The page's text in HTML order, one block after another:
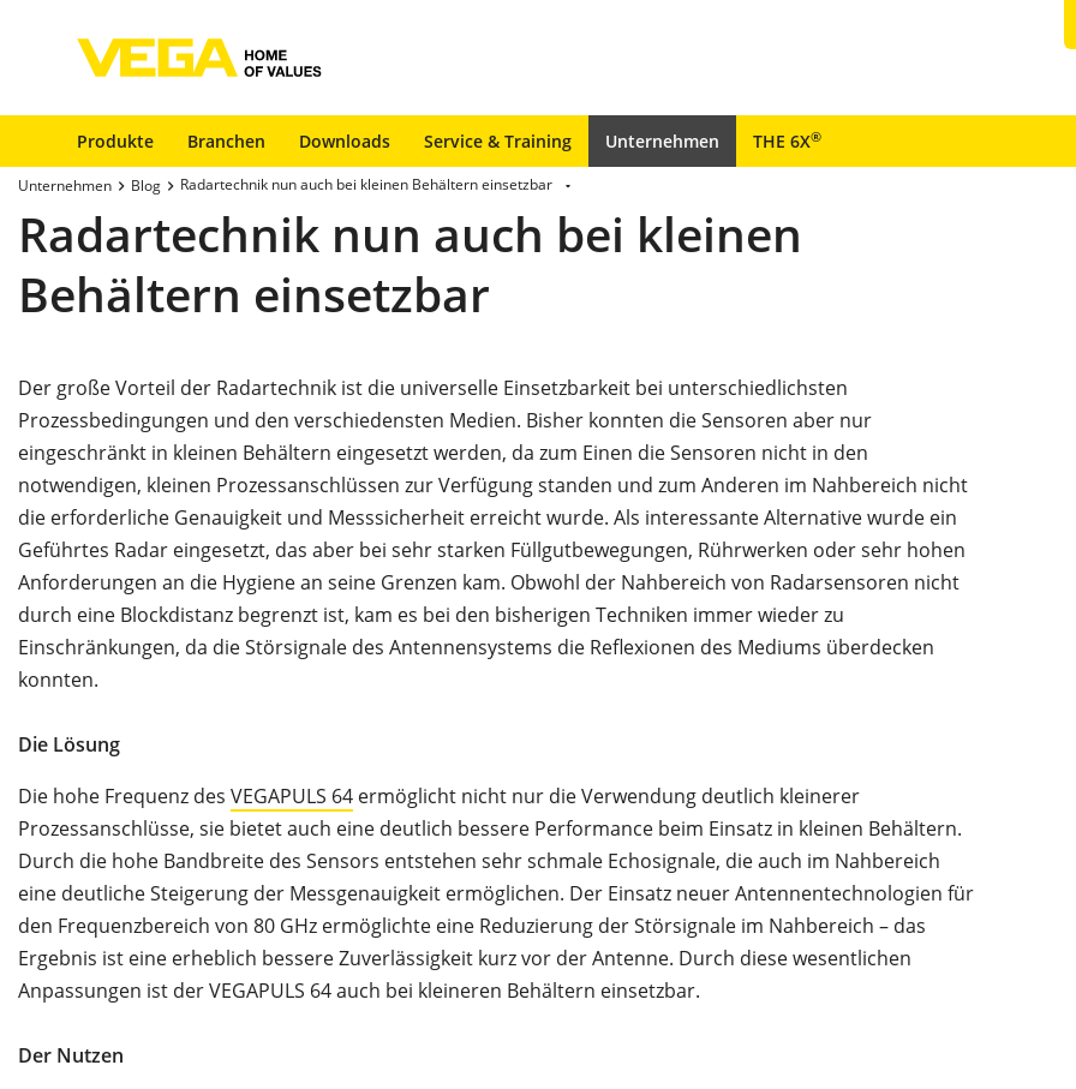
Produkte Branchen Downloads Service & Training Unternehmen THE 6X®
Unternehmen Blog Radartechnik nun auch bei kleinen Behältern einsetzbar
Radartechnik nun auch bei kleinen
Behältern einsetzbar
Der große Vorteil der Radartechnik ist die universelle Einsetzbarkeit bei unterschiedlichsten
Prozessbedingungen und den verschiedensten Medien. Bisher konnten die Sensoren aber nur
eingeschränkt in kleinen Behältern eingesetzt werden, da zum Einen die Sensoren nicht in den
notwendigen, kleinen Prozessanschlüssen zur Verfügung standen und zum Anderen im Nahbereich nicht
die erforderliche Genauigkeit und Messsicherheit erreicht wurde. Als interessante Alternative wurde ein
Geführtes Radar eingesetzt, das aber bei sehr starken Füllgutbewegungen, Rührwerken oder sehr hohen
Anforderungen an die Hygiene an seine Grenzen kam. Obwohl der Nahbereich von Radarsensoren nicht
durch eine Blockdistanz begrenzt ist, kam es bei den bisherigen Techniken immer wieder zu
Einschränkungen, da die Störsignale des Antennensystems die Reflexionen des Mediums überdecken
konnten.
Die Lösung
Die hohe Frequenz des VEGAPULS 64 ermöglicht nicht nur die Verwendung deutlich kleinerer
Prozessanschlüsse, sie bietet auch eine deutlich bessere Performance beim Einsatz in kleinen Behältern.
Durch die hohe Bandbreite des Sensors entstehen sehr schmale Echosignale, die auch im Nahbereich
eine deutliche Steigerung der Messgenauigkeit ermöglichen. Der Einsatz neuer Antennentechnologien für
den Frequenzbereich von 80 GHz ermöglichte eine Reduzierung der Störsignale im Nahbereich – das
Ergebnis ist eine erheblich bessere Zuverlässigkeit kurz vor der Antenne. Durch diese wesentlichen
Anpassungen ist der VEGAPULS 64 auch bei kleineren Behältern einsetzbar.
Der Nutzen